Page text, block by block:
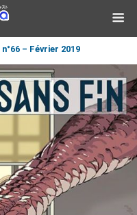
– Février 2019